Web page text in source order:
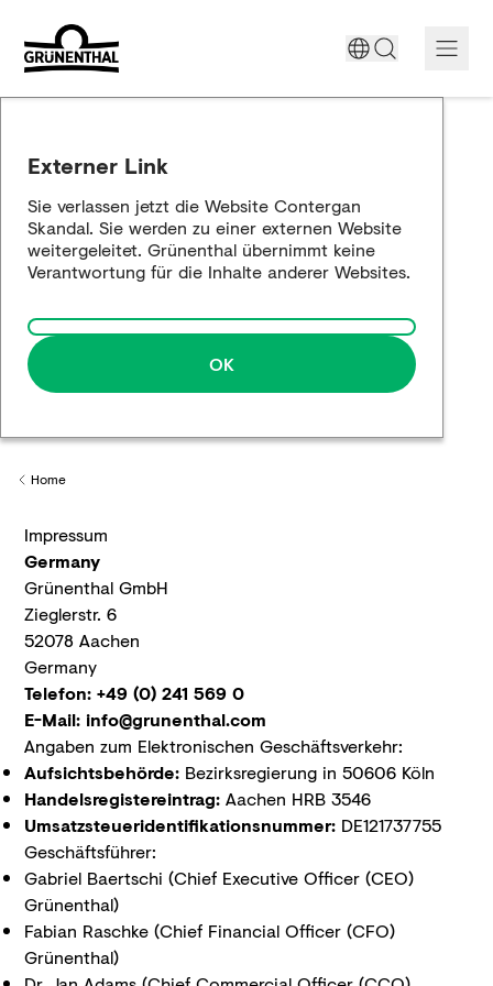
Historische Aufarbeitung
Externer Link
Sie verlassen jetzt die Website Contergan
Skandal. Sie werden zu einer externen Website
weitergeleitet. Grünenthal übernimmt keine
Verantwortung für die Inhalte anderer Websites.
OK
Back to
Home
Impressum
Germany
Grünenthal GmbH
Zieglerstr. 6
52078 Aachen
Germany
Telefon: +49 (0) 241 569 0
E-Mail: info@grunenthal.com
Angaben zum Elektronischen Geschäftsverkehr:
Aufsichtsbehörde: Bezirksregierung in 50606 Köln
Handelsregistereintrag: Aachen HRB 3546
Umsatzsteueridentifikationsnummer: DE121737755
Geschäftsführer:
Gabriel Baertschi (Chief Executive Officer (CEO)
Grünenthal)
Fabian Raschke (Chief Financial Officer (CFO)
Grünenthal)